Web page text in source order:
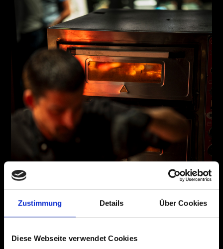
Zustimmung Details Über Cookies
Diese Webseite verwendet Cookies